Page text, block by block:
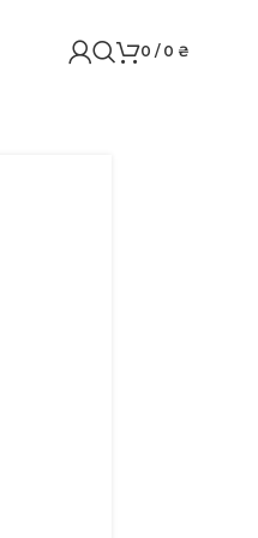
0 / 0 ₴